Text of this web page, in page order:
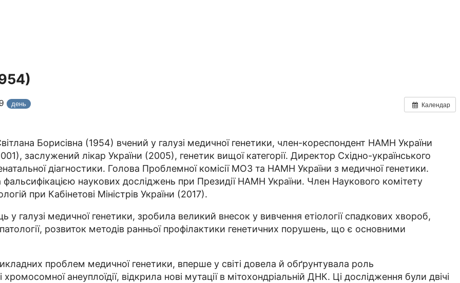
Календар
день
Борисівна (1954) вчений у галузі медичної генетики, член-кореспондент НАМН України
заслужений лікар України (2005), генетик вищої категорії. Директор Східно-українського
діагностики. Голова Проблемної комісії МОЗ та НАМН України з медичної генетики.
фальсифікацією наукових досліджень при Президії НАМН України. Член Наукового комітету
при Кабінетові Міністрів України (2017).
у галузі медичної генетики, зробила великий внесок у вивчення етіології спадкових хвороб,
розвиток методів ранньої профілактики генетичних порушень, що є основними
проблем медичної генетики, вперше у світі довела й обґрунтувала роль
хромосомної анеуплоїдії, відкрила нові мутації в мітохондріальній ДНК. Ці дослідження були двічі